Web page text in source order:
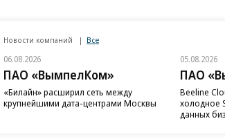
Новости компаний Все
06.08.2026
ПАО «ВымпелКом»
«Билайн» расширил сеть между
крупнейшими дата-центрами Москвы
05.08.2026
ПАО
Beeline
холодное
данных